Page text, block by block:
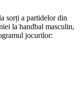
sorți a partidelor din
la handbal masculin,
jocurilor: